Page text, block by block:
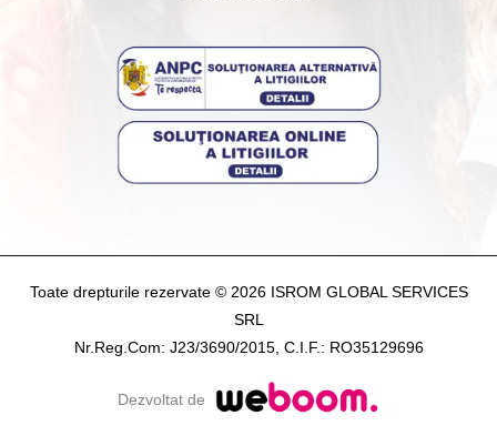
Toate drepturile rezervate © 2026 ISROM GLOBAL SERVICES
SRL
Nr.Reg.Com: J23/3690/2015, C.I.F.: RO35129696
Dezvoltat de